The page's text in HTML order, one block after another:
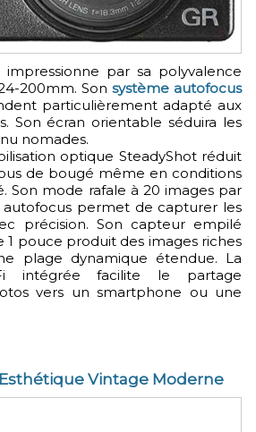
200mm. Son système autofocus
particulièrement adapté aux
Son écran orientable séduira les
nomades.
optique SteadyShot réduit
de bougé même en conditions
Son mode rafale à 20 images par
autofocus permet de capturer les
précision. Son capteur empilé
1 pouce produit des images riches
plage dynamique étendue. La
intégrée facilite le partage
vers un smartphone ou une
Vintage Moderne